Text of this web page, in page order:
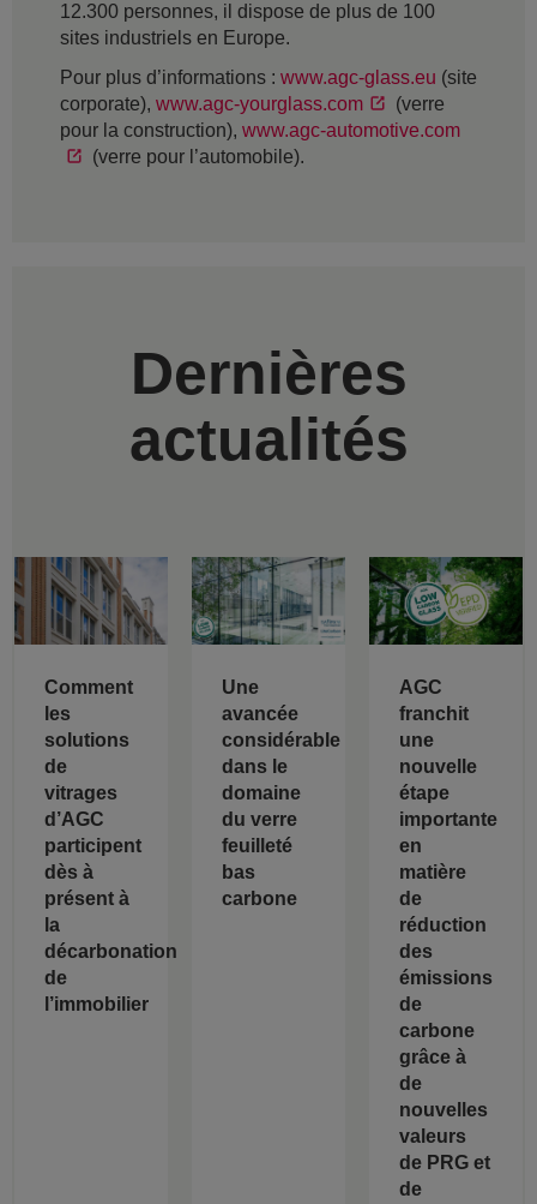
12.300 personnes, il dispose de plus de 100
sites industriels en Europe.
Pour plus d’informations : www.agc-glass.eu (site
corporate), www.agc-yourglass.com
(verre
pour la construction), www.agc-automotive.com
(verre pour l’automobile).
Dernières
actualités
Comment
les
solutions
de
vitrages
d’AGC
participent
dès à
présent à
la
décarbonation
de
l’immobilier
Une
avancée
considérable
dans le
domaine
du verre
feuilleté
bas
carbone
AGC
franchit
une
nouvelle
étape
importante
en
matière
de
réduction
des
émissions
de
carbone
grâce à
de
nouvelles
valeurs
de PRG et
de